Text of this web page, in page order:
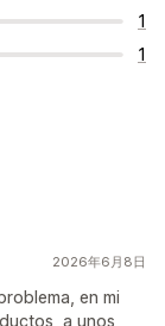
1
1
2026年6月8日
en mi
a unos